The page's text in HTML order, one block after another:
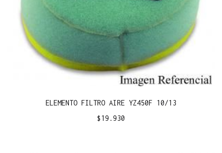
ELEMENTO FILTRO AIRE YZ450F 10/13
$19.930